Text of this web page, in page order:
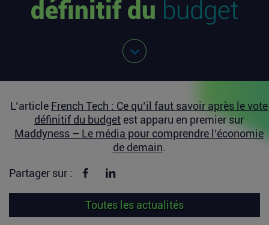
définitif du budget
L’article French Tech : Ce qu’il faut savoir après le vote
définitif du budget est apparu en premier sur
Maddyness – Le média pour comprendre l’économie
de demain.
Partager sur : Partager sur Facebook
Toutes les actualités